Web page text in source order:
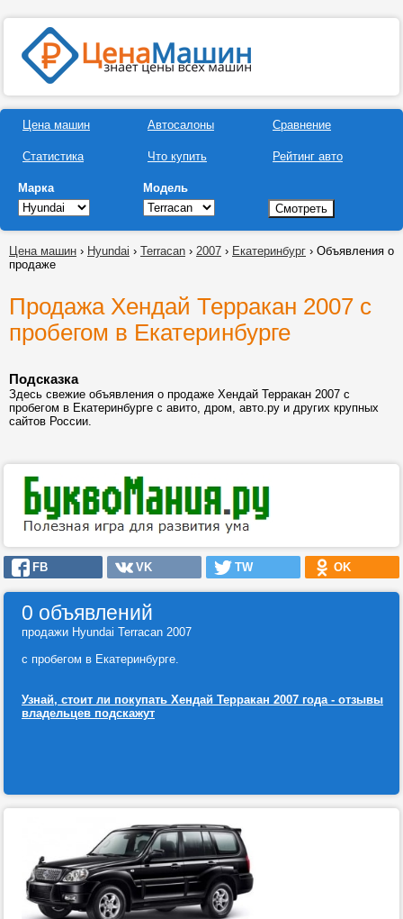
Цена машин
Статистика
Автосалоны
Что купить
Сравнение
Рейтинг авто
Марка Модель
Цена машин › Hyundai › Terracan › 2007 › Екатеринбург › Объявления о
продаже
Продажа Хендай Терракан 2007 с
пробегом в Екатеринбурге
Подсказка
Здесь свежие объявления о продаже Хендай Терракан 2007 с
пробегом в Екатеринбурге с авито, дром, авто.ру и других крупных
сайтов России.
FB VK TW OK
0 объявлений
продажи Hyundai Terracan 2007
с пробегом в Екатеринбурге.
Узнай, стоит ли покупать Хендай Терракан 2007 года - отзывы
владельцев подскажут